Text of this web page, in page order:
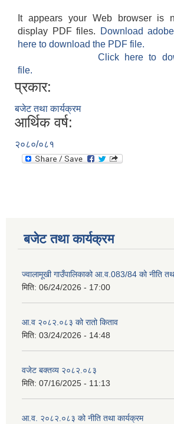
It appears your Web browser is
display PDF files.
Download
here to download the PDF file.
Click here to
file.
प्रकार:
बजेट तथा कार्यक्रम
आर्थिक वर्ष:
२०८०/०८१
बजेट तथा कार्यक्रम
ज्वालामूखी गाउँपालिकाको आ.व.083/84 को नीति
मिति: 06/24/2026 - 17:00
आ.व २०८२.०८३ को रातो किताव
मिति: 03/24/2026 - 14:48
वजेट बक्तव्य २०८२.०८३
मिति: 07/16/2025 - 11:13
आ.व. २०८२.०८३ को नीति तथा कार्यक्रम